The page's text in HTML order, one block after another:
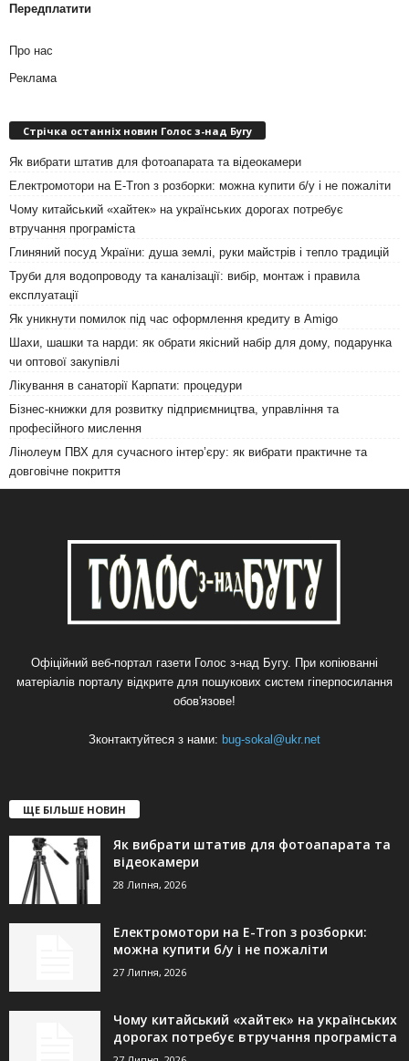
Передплатити
Про нас
Реклама
Стрічка останніх новин Голос з-над Бугу
Як вибрати штатив для фотоапарата та відеокамери
Електромотори на E-Tron з розборки: можна купити б/у і не пожаліти
Чому китайський «хайтек» на українських дорогах потребує
втручання програміста
Глиняний посуд України: душа землі, руки майстрів і тепло традицій
Труби для водопроводу та каналізації: вибір, монтаж і правила
експлуатації
Як уникнути помилок під час оформлення кредиту в Amigo
Шахи, шашки та нарди: як обрати якісний набір для дому, подарунка
чи оптової закупівлі
Лікування в санаторії Карпати: процедури
Бізнес-книжки для розвитку підприємництва, управління та
професійного мислення
Лінолеум ПВХ для сучасного інтер’єру: як вибрати практичне та
довговічне покриття
Офіційний веб-портал газети Голос з-над Бугу. При копіюванні
матеріалів порталу відкрите для пошукових систем гіперпосилання
обов'язове!
Зконтактуйтеся з нами: bug-sokal@ukr.net
ЩЕ БІЛЬШЕ НОВИН
Як вибрати штатив для фотоапарата та
відеокамери
28 Липня, 2026
Електромотори на E-Tron з розборки:
можна купити б/у і не пожаліти
27 Липня, 2026
Чому китайський «хайтек» на українських
дорогах потребує втручання програміста